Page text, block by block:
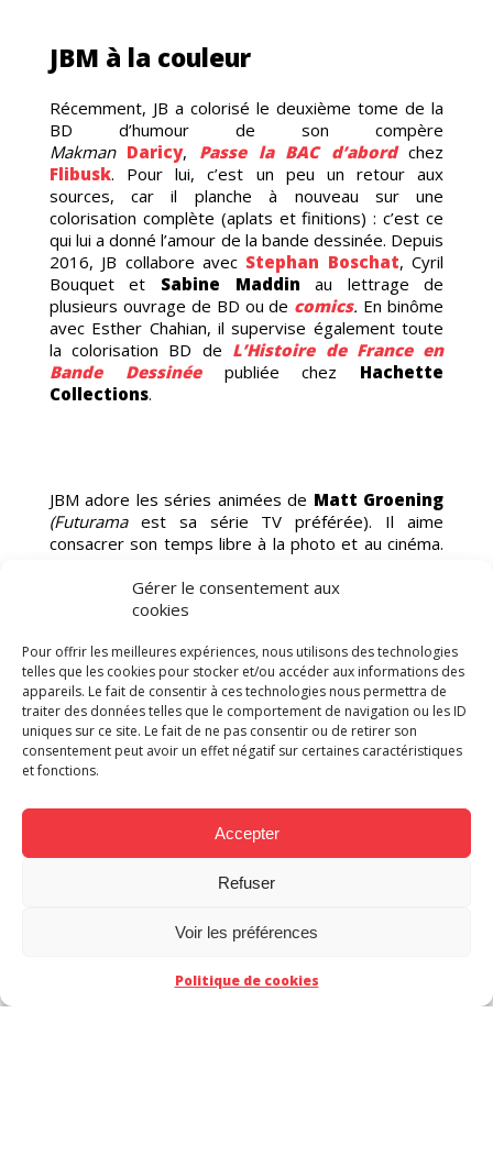
Gérer le consentement aux
cookies
Pour offrir les meilleures expériences, nous utilisons des technologies
telles que les cookies pour stocker et/ou accéder aux informations des
appareils. Le fait de consentir à ces technologies nous permettra de
traiter des données telles que le comportement de navigation ou les ID
uniques sur ce site. Le fait de ne pas consentir ou de retirer son
consentement peut avoir un effet négatif sur certaines caractéristiques
et fonctions.
Accepter
Refuser
Voir les préférences
Politique de cookies
JBM à la couleur
Récemment, JB a colorisé le deuxième tome de la
BD d’humour de son compère
Makman Daricy, Passe la BAC d’abordchez
Flibusk. Pour lui, c’est un peu un retour aux
sources, car il planche à nouveau sur une
colorisation complète (aplats et finitions) : c’est ce
qui lui a donné l’amour de la bande dessinée. Depuis
2016, JB collabore avec Stephan Boschat, Cyril
Bouquet et Sabine Maddin au lettrage de
plusieurs ouvrage de BD ou de comics. En binôme
avec Esther Chahian, il supervise également toute
la colorisation BD de L’Histoire de France en
Bande Dessinéepubliée chez Hachette
Collections.
JBM adore les séries animées de Matt Groening
(Futuramaest sa série TV préférée). Il aime
consacrer son temps libre à la photo et au cinéma.
avec qui il réalise des courts métrages.